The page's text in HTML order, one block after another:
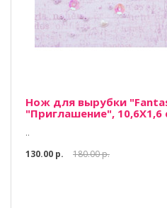
Нож для вырубки
"Приглашение", 10,6Х1,6
..
130.00 р.
180.00 р.